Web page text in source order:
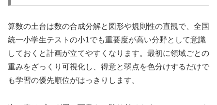
算数の土台は数の合成分解と図形や規則性の直観で、全国
統一小学生テストの小1でも重要度が高い分野として意識
しておくと計画が立てやすくなります。最初に領域ごとの
重みをざっくり可視化し、得意と弱点を色分けするだけで
も学習の優先順位がはっきりします。